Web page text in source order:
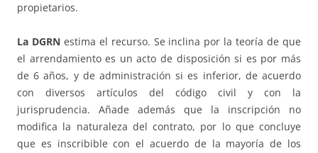
propietarios.
La DGRNestima el recurso. Se inclina por la teoría de que
el arrendamiento es un acto de disposición si es por más
de 6 años, y de administración si es inferior, de acuerdo
con diversos artículos del código civil y con la
jurisprudencia. Añade además que la inscripción no
modifica la naturaleza del contrato, por lo que concluye
que es inscribible con el acuerdo de la mayoría de los